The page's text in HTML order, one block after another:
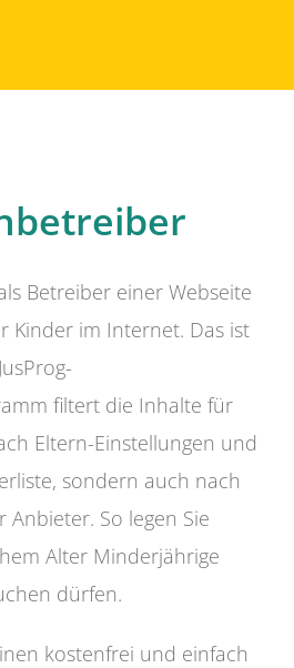
Betreiber einer Webseite
Kinder im Internet. Das ist
filtert die Inhalte für
Eltern-Einstellungen und
sondern auch nach
Anbieter. So legen Sie
Alter Minderjährige
dürfen.
kostenfrei und einfach